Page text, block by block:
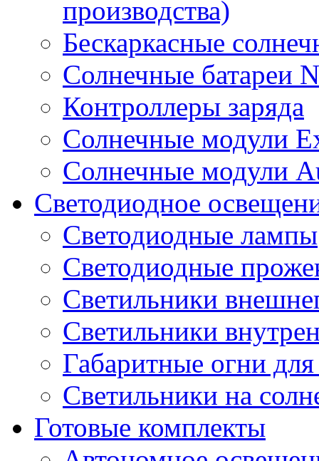
производства)
Бескаркасные
Солнечные батареи
Контроллеры заряда
Солнечные модули
Солнечные модули
Светодиодное
Светодиодные лампы
Светодиодные
Светильники
Светильники
Габаритные огни
Светильники на
Готовые комплекты